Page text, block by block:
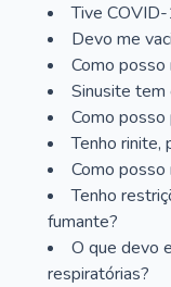
Tive
Devo me
Como
Sinusite tem
Como posso
Tenho rinite,
Como
Tenho
fumante?
O que devo
respiratórias?